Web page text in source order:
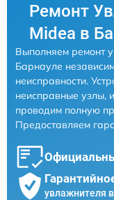
Ремонт
Midea в
Выполняем ремонт
Барнауле
неисправности.
неисправные узлы,
проводим полную
Предоставляем
увлажнителя